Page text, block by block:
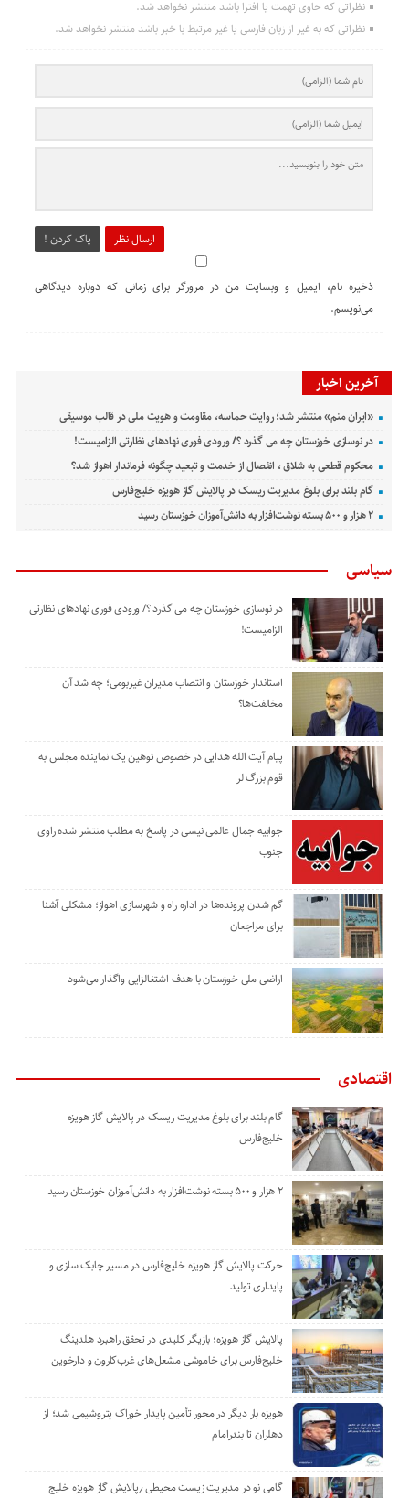
نظراتی که حاوی تهمت یا افترا باشد منتشر نخواهد شد.
نظراتی که به غیر از زبان فارسی یا غیر مرتبط با خبر باشد منتشر نخواهد شد.
ارسال نظر پاک کردن !
ذخیره نام، ایمیل و وبسایت من در مرورگر برای زمانی که دوباره دیدگاهی
می‌نویسم.
آخرین اخبار
«ایران منم» منتشر شد؛ روایت حماسه، مقاومت و هویت ملی در قالب موسیقی
در نوسازی خوزستان چه می گذرد ؟/ ورودی فوری نهادهای نظارتی الزامیست!
محکوم قطعی به شلاق ، انفصال از خدمت و تبعید چگونه فرماندار اهواز شد؟
گام بلند برای بلوغ مدیریت ریسک در پالایش گاز هویزه خلیج‌فارس
۲ هزار و ۵۰۰ بسته نوشت‌افزار به دانش‌آموزان خوزستان رسید
سیاسی
در نوسازی خوزستان چه می گذرد ؟/ ورودی فوری نهادهای نظارتی
الزامیست!
استاندار خوزستان و انتصاب مدیران غیربومی؛ چه شد آن
مخالفت‌ها؟
پیام آیت الله هدایی در خصوص توهین یک نماینده مجلس به
قوم بزرگ لر
جوابیه جمال عالمی نیسی در پاسخ به مطلب منتشر شده راوی
جنوب
گم شدن پرونده‌ها در اداره راه و شهرسازی اهواز؛ مشکلی آشنا
برای مراجعان
اراضی ملی خوزستان با هدف اشتغالزایی واگذار می‌شود
اقتصادی
گام بلند برای بلوغ مدیریت ریسک در پالایش گاز هویزه
خلیج‌فارس
۲ هزار و ۵۰۰ بسته نوشت‌افزار به دانش‌آموزان خوزستان رسید
حرکت پالایش گاز هویزه خلیج‌فارس در مسیر چابک سازی و
پایداری تولید
پالایش گاز هویزه؛ بازیگر کلیدی در تحقق راهبرد هلدینگ
خلیج‌فارس برای خاموشی مشعل‌های غرب‌کارون و دارخوین
هویزه بار دیگر در محور تأمین پایدار خوراک پتروشیمی شد؛ از
دهلران تا بندرامام
گامی نو در مدیریت زیست ‌محیطی ٫پالایش گاز هویزه خلیج